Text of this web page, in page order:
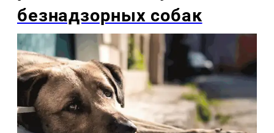
безнадзорных собак